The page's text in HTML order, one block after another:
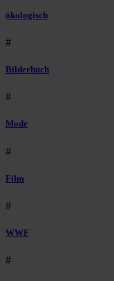
ökologisch
#
Bilderbuch
#
Mode
#
Film
#
WWF
#